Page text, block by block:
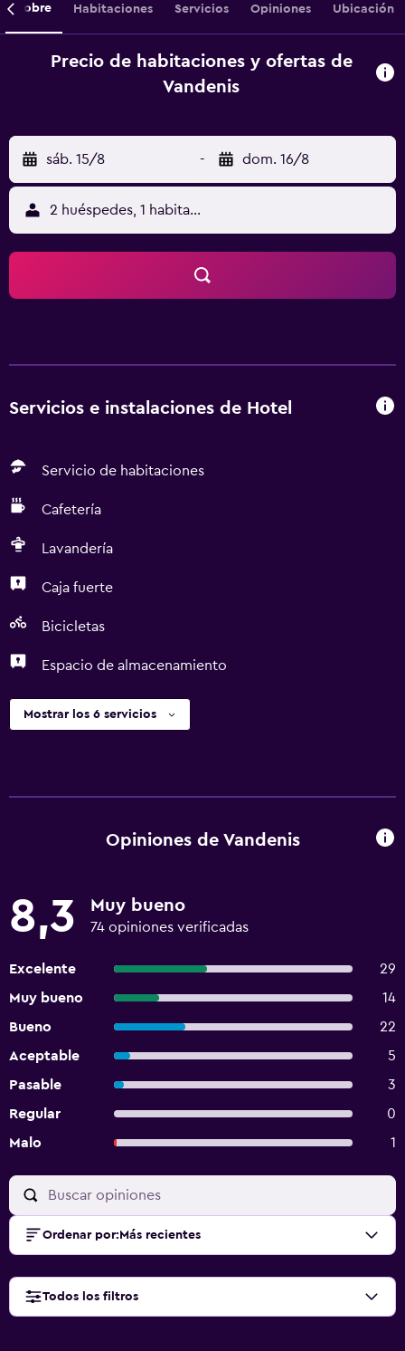
Sobre Habitaciones Servicios Opiniones Ubicación
Precio de habitaciones y ofertas de
Vandenis
sáb. 15/8 - dom. 16/8
2 huéspedes, 1 habitación
Servicios e instalaciones de Hotel
Servicio de habitaciones
Cafetería
Lavandería
Caja fuerte
Bicicletas
Espacio de almacenamiento
Mostrar los 6 servicios
Opiniones de Vandenis
8,3 Muy bueno
74 opiniones verificadas
Excelente
29
Muy bueno
14
Bueno
22
Aceptable
5
Pasable
3
Regular
0
Malo
1
Ordenar por: Más recientes
Todos los filtros